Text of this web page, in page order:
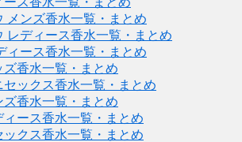
メンズ香水一覧・まとめ
レディース香水一覧・まとめ
ィース香水一覧・まとめ
ズ香水一覧・まとめ
セックス香水一覧・まとめ
ズ香水一覧・まとめ
ィース香水一覧・まとめ
ックス香水一覧・まとめ